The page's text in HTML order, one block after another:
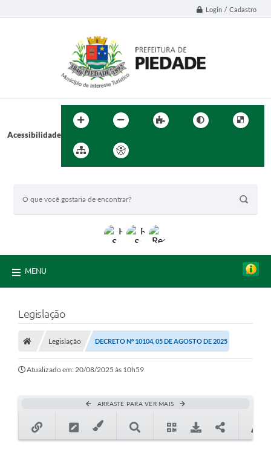
Login / Cadastro
Acessibilidade
MENU
Legislação
Legislação DECRETO Nº 10104, 05 DE AGOSTO DE 2025
Atualizado em: 20/08/2025 às 10h59
ARRASTE PARA VER MAIS